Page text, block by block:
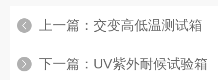
上一篇： 交变高低温测试箱
下一篇： UV紫外耐候试验箱